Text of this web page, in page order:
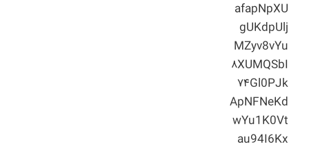
afapNpXU
gUKdpUlj
MZyv8vYu
۸XUMQSbI
۷۴Gl0PJk
ApNFNeKd
wYu1K0Vt
au94I6Kx